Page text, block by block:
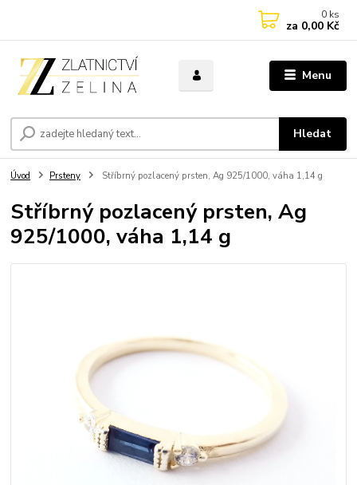
Menu
Hledat
0 ks
za 0,00 Kč
Úvod Prsteny Stříbrný pozlacený prsten, Ag 925/1000, váha 1,14 g
Stříbrný pozlacený prsten, Ag
925/1000, váha 1,14 g